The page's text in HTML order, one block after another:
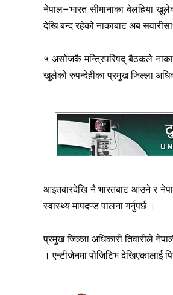
नेपाल–भारत सीमानाका बेलहिया
देखि बन्द रहेको नाकाबाट अब
५ असोजकै मन्त्रिपरिषद् बैठकले
खुलेको रुपन्देहीका प्रमुख जिल्ला
आइतबारदेखि नै भारतबाट आउने र
स्वास्थ्य मापदण्ड पालना गर्नुपर्छ ।
प्रमुख जिल्ला अधिकारी तिवारीले
। एन्टीजेनमा पोजिटिभ देखिएकालाई